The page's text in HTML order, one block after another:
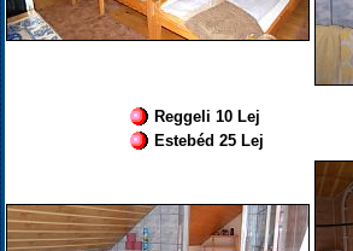
Reggeli 10 Lej
Estebéd 25 Lej